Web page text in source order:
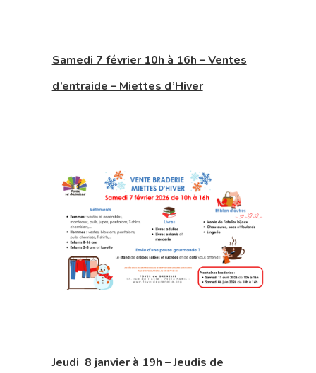
Samedi 7 février 10h à 16h – Ventes
d’entraide – Miettes d’Hiver
Jeudi 8 janvier à 19h – Jeudis de